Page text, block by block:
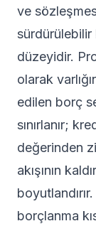
ve
düzeyidir.
olarak
edilen borç
sınırlanır;
değerinden
akışının
borçlanma